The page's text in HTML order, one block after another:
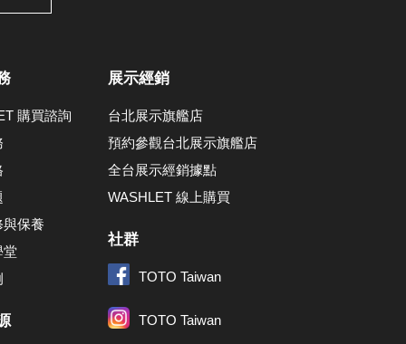
購買諮詢
保養
堂
展示經銷
台北展示旗艦店
預約參觀台北展示旗艦店
全台展示經銷據點
WASHLET 線上購買
社群
TOTO Taiwan
TOTO Taiwan